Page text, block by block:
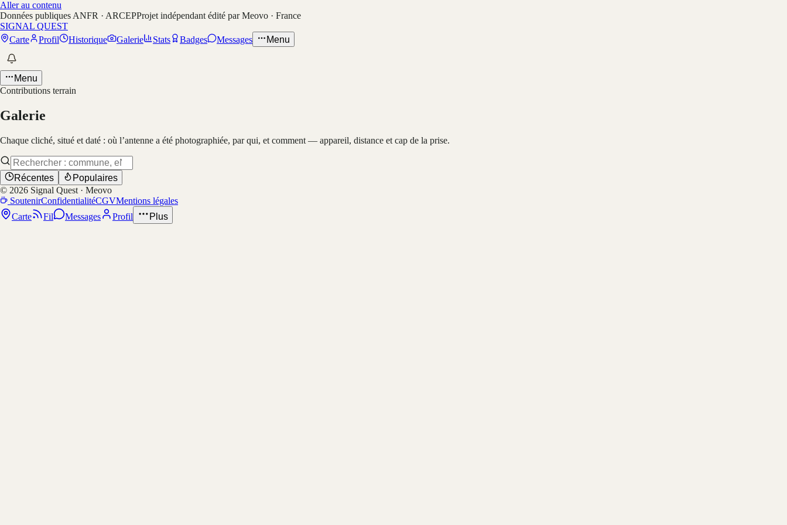
Aller au contenu
Données publiques ANFR · ARCEPProjet indépendant édité par Meovo · France
SIGNAL QUEST
Carte
Profil Historique Galerie Stats Badges Messages Menu
Menu
Contributions terrain
Galerie
Chaque cliché, situé et daté : où l’antenne a été photographiée, par qui, et comment — appareil, distance et cap de la prise.
Récentes
Populaires
© 2026 Signal Quest · Meovo
SoutenirConfidentialitéCGVMentions légales
Carte
Fil Messages Profil Plus